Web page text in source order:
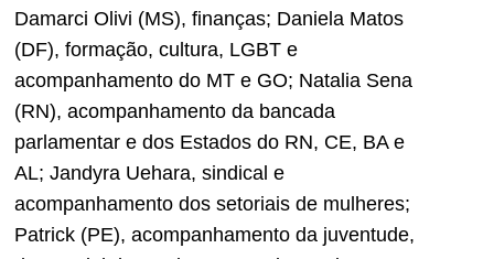
Damarci Olivi (MS), finanças; Daniela Matos
(DF), formação, cultura, LGBT e
acompanhamento do MT e GO; Natalia Sena
(RN), acompanhamento da bancada
parlamentar e dos Estados do RN, CE, BA e
AL; Jandyra Uehara, sindical e
acompanhamento dos setoriais de mulheres;
Patrick (PE), acompanhamento da juventude,